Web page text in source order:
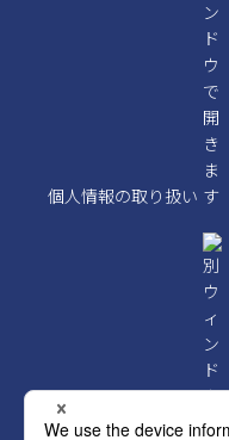
個人情報の取り扱い